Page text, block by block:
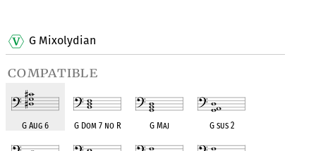
G Mixolydian
compatible
G Aug 6 G Dom 7 no R G Maj G sus 2